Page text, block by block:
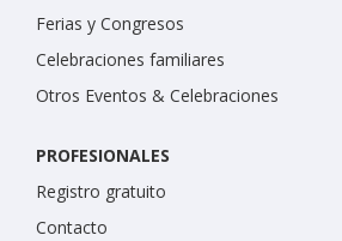
Ferias y Congresos
Celebraciones familiares
Otros Eventos & Celebraciones
PROFESIONALES
Registro gratuito
Contacto